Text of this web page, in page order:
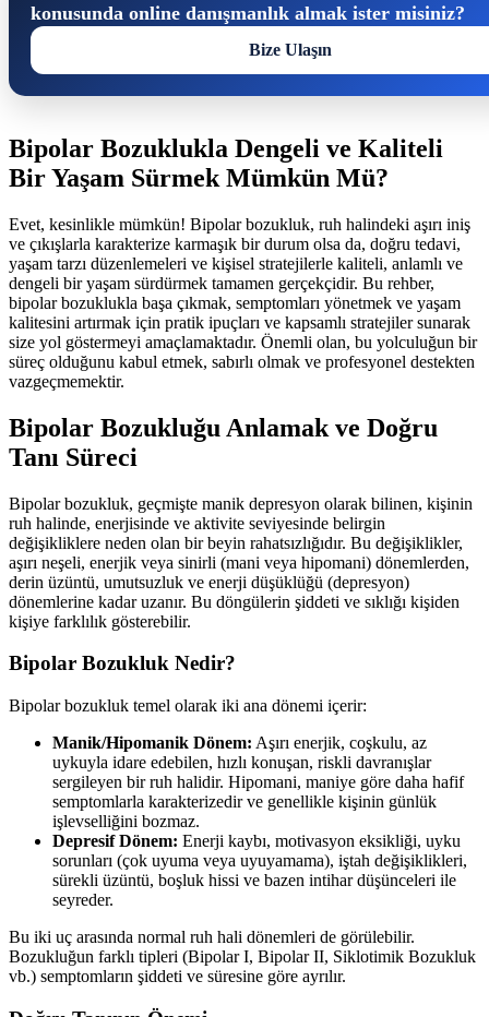
konusunda online danışmanlık almak ister misiniz?
Bize Ulaşın
Bipolar Bozuklukla Dengeli ve Kaliteli
Bir Yaşam Sürmek Mümkün Mü?
Evet, kesinlikle mümkün! Bipolar bozukluk, ruh halindeki aşırı iniş
ve çıkışlarla karakterize karmaşık bir durum olsa da, doğru tedavi,
yaşam tarzı düzenlemeleri ve kişisel stratejilerle kaliteli, anlamlı ve
dengeli bir yaşam sürdürmek tamamen gerçekçidir. Bu rehber,
bipolar bozuklukla başa çıkmak, semptomları yönetmek ve yaşam
kalitesini artırmak için pratik ipuçları ve kapsamlı stratejiler sunarak
size yol göstermeyi amaçlamaktadır. Önemli olan, bu yolculuğun bir
süreç olduğunu kabul etmek, sabırlı olmak ve profesyonel destekten
vazgeçmemektir.
Bipolar Bozukluğu Anlamak ve Doğru
Tanı Süreci
Bipolar bozukluk, geçmişte manik depresyon olarak bilinen, kişinin
ruh halinde, enerjisinde ve aktivite seviyesinde belirgin
değişikliklere neden olan bir beyin rahatsızlığıdır. Bu değişiklikler,
aşırı neşeli, enerjik veya sinirli (mani veya hipomani) dönemlerden,
derin üzüntü, umutsuzluk ve enerji düşüklüğü (depresyon)
dönemlerine kadar uzanır. Bu döngülerin şiddeti ve sıklığı kişiden
kişiye farklılık gösterebilir.
Bipolar Bozukluk Nedir?
Bipolar bozukluk temel olarak iki ana dönemi içerir:
Manik/Hipomanik Dönem: Aşırı enerjik, coşkulu, az
uykuyla idare edebilen, hızlı konuşan, riskli davranışlar
sergileyen bir ruh halidir. Hipomani, maniye göre daha hafif
semptomlarla karakterizedir ve genellikle kişinin günlük
işlevselliğini bozmaz.
Depresif Dönem: Enerji kaybı, motivasyon eksikliği, uyku
sorunları (çok uyuma veya uyuyamama), iştah değişiklikleri,
sürekli üzüntü, boşluk hissi ve bazen intihar düşünceleri ile
seyreder.
Bu iki uç arasında normal ruh hali dönemleri de görülebilir.
Bozukluğun farklı tipleri (Bipolar I, Bipolar II, Siklotimik Bozukluk
vb.) semptomların şiddeti ve süresine göre ayrılır.